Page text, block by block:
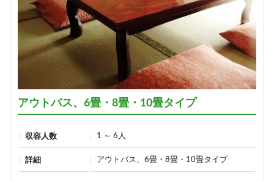
アウトバス、6畳・8畳・10畳タイプ
収容人数 1 ～ 6人
詳細 アウトバス、6畳・8畳・10畳タイプ